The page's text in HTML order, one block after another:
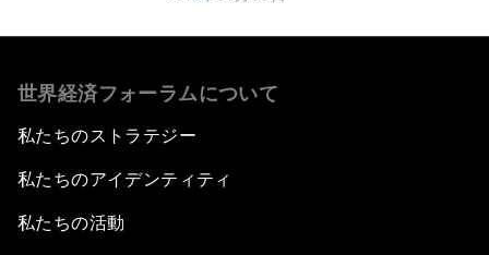
世界経済フォーラムについて
私たちのストラテジー
私たちのアイデンティティ
私たちの活動